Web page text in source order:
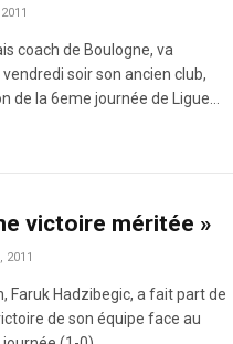
coach de Boulogne, va
soir son ancien club,
de la 6eme journée de Ligue…
victoire méritée »
2011
Faruk Hadzibegic, a fait part de
de son équipe face au